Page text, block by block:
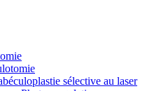
sélective au laser